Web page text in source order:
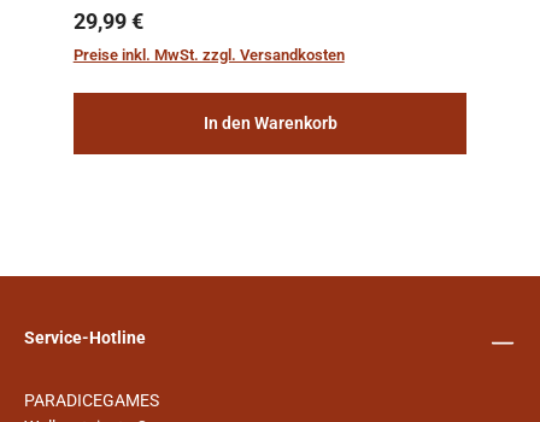
Schicksal Mittelerdes liegt in deiner Hand!
Versuche deine Seite mit Geschick und
Regulärer Preis:
29,99 €
Preise inkl. MwSt. zzgl. Versandkosten
In den Warenkorb
Service-Hotline
PARADICEGAMES